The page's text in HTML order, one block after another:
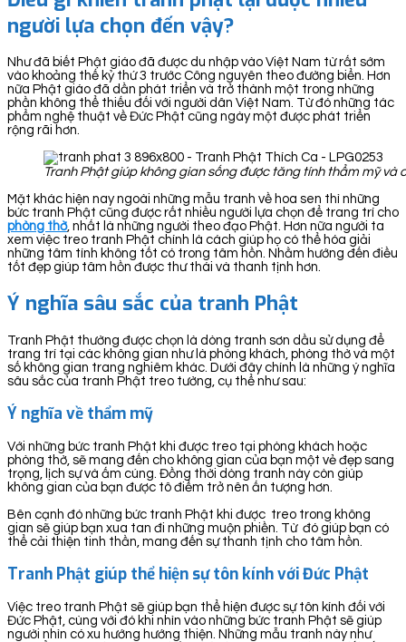
người lựa chọn đến vậy?
Như đã biết Phật giáo đã được du nhập vào Việt Nam từ rất sớm
vào khoảng thế kỷ thứ 3 trước Công nguyên theo đường biển. Hơn
nữa Phật giáo đã dần phát triển và trở thành một trong những
phần không thể thiếu đối với người dân Việt Nam. Từ đó những tác
phẩm nghệ thuật về Đức Phật cũng ngày một được phát triển
rộng rãi hơn.
Tranh Phật giúp không gian sống được tăng tính thẩm mỹ và
Mặt khác hiện nay ngoài những mẫu tranh về hoa sen thì những
bức tranh Phật cũng được rất nhiều người lựa chọn để trang trí cho
phòng thờ, nhất là những người theo đạo Phật. Hơn nữa người ta
xem việc treo tranh Phật chính là cách giúp họ có thể hóa giải
những tâm tính không tốt có trong tâm hồn. Nhằm hướng đến điều
tốt đẹp giúp tâm hồn được thư thái và thanh tịnh hơn.
Ý nghĩa sâu sắc của tranh Phật
Tranh Phật thường được chọn là dòng tranh sơn dầu sử dụng để
trang trí tại các không gian như là phòng khách, phòng thờ và một
số không gian trang nghiêm khác. Dưới đây chính là những ý nghĩa
sâu sắc của tranh Phật treo tường, cụ thể như sau:
Ý nghĩa về thẩm mỹ
Với những bức tranh Phật khi được treo tại phòng khách hoặc
phòng thờ, sẽ mang đến cho không gian của bạn một vẻ đẹp sang
trọng, lịch sự và ấm cúng. Đồng thời dòng tranh này còn giúp
không gian của bạn được tô điểm trở nên ấn tượng hơn.
Bên cạnh đó những bức tranh Phật khi được treo trong không
gian sẽ giúp bạn xua tan đi những muộn phiền. Từ đó giúp bạn có
thể cải thiện tinh thần, mang đến sự thanh tịnh cho tâm hồn.
Tranh Phật giúp thể hiện sự tôn kính với Đức Phật
Việc treo tranh Phật sẽ giúp bạn thể hiện được sự tôn kính đối với
Đức Phật, cùng với đó khi nhìn vào những bức tranh Phật sẽ giúp
người nhìn có xu hướng hướng thiện. Những mẫu tranh này như